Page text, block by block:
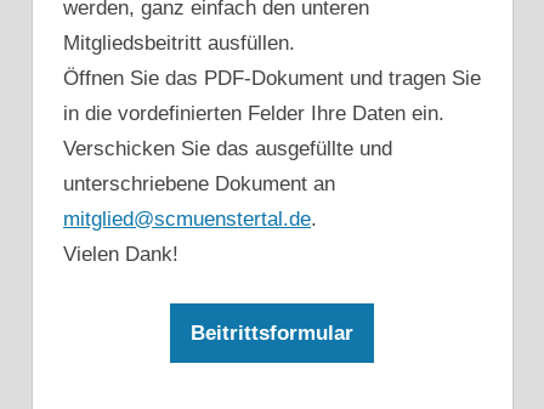
werden, ganz einfach den unteren
Mitgliedsbeitritt ausfüllen.
Öffnen Sie das PDF-Dokument und tragen Sie
in die vordefinierten Felder Ihre Daten ein.
Verschicken Sie das ausgefüllte und
unterschriebene Dokument an
mitglied@scmuenstertal.de.
Vielen Dank!
Beitrittsformular